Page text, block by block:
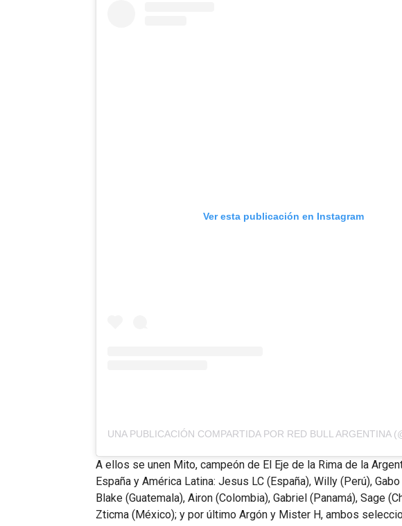
Ver esta publicación en Instagram
A ellos se unen Mito, campeón de El Eje de la Rima de la
España y América Latina: Jesus LC (España), Willy (Perú),
Blake (Guatemala), Airon (Colombia), Gabriel (Panamá), Sage
Zticma (México); y por último Argón y Mister H, ambos